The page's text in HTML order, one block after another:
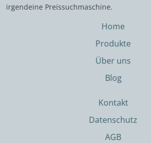
irgendeine Preissuchmaschine.
Home
Produkte
Über uns
Blog
Kontakt
Datenschutz
AGB